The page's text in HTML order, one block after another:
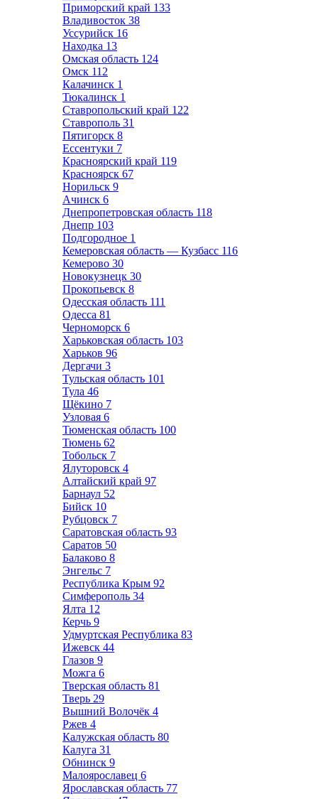
Приморский край 133
Владивосток 38
Уссурийск 16
Находка 13
Омская область 124
Омск 112
Калачинск 1
Тюкалинск 1
Ставропольский край 122
Ставрополь 31
Пятигорск 8
Ессентуки 7
Красноярский край 119
Красноярск 67
Норильск 9
Ачинск 6
Днепропетровская область 118
Днепр 103
Подгородное 1
Кемеровская область — Кузбасс 116
Кемерово 30
Новокузнецк 30
Прокопьевск 8
Одесская область 111
Одесса 81
Черноморск 6
Харьковская область 103
Харьков 96
Дергачи 3
Тульская область 101
Тула 46
Щёкино 7
Узловая 6
Тюменская область 100
Тюмень 62
Тобольск 7
Ялуторовск 4
Алтайский край 97
Барнаул 52
Бийск 10
Рубцовск 7
Саратовская область 93
Саратов 50
Балаково 8
Энгельс 7
Республика Крым 92
Симферополь 34
Ялта 12
Керчь 9
Удмуртская Республика 83
Ижевск 44
Глазов 9
Можга 6
Тверская область 81
Тверь 29
Вышний Волочёк 4
Ржев 4
Калужская область 80
Калуга 31
Обнинск 9
Малоярославец 6
Ярославская область 77